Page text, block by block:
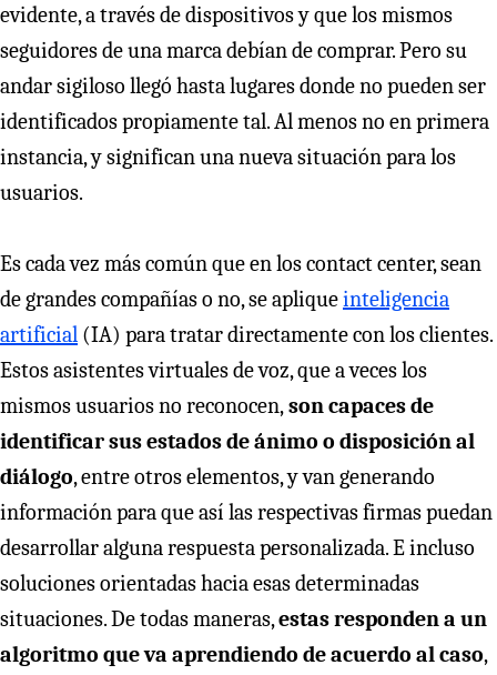
evidente, a través de dispositivos y que los mismos
seguidores de una marca debían de comprar. Pero su
andar sigiloso llegó hasta lugares donde no pueden ser
identificados propiamente tal. Al menos no en primera
instancia, y significan una nueva situación para los
usuarios.
Es cada vez más común que en los contact center, sean
de grandes compañías o no, se apliqueinteligencia
artificial (IA) para tratar directamente con los clientes.
Estos asistentes virtuales de voz, que a veces los
mismos usuarios no reconocen,son capaces de
identificar sus estados deánimo o disposición al
diálogo, entre otros elementos, y van generando
información para que así las respectivas firmas puedan
desarrollar alguna respuesta personalizada. E incluso
soluciones orientadas hacia esas determinadas
situaciones. De todas maneras,estas responden a un
algoritmo que va aprendiendo de acuerdo al caso,